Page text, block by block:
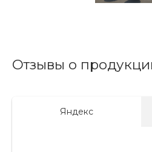
Отзывы о
Яндекс